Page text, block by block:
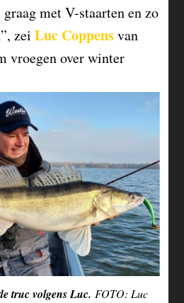
met V-staarten en zo
zeiLuc Coppensvan
vroegen over winter
truc volgens Luc. FOTO: Luc